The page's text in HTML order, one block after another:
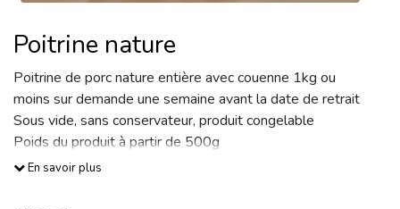
Poitrine nature
Poitrine de porc nature entière avec couenne 1kg ou
moins sur demande une semaine avant la date de retrait
Sous vide, sans conservateur, produit congelable
Poids du produit à partir de 500g
Prix au kg 12,00€
En savoir plus